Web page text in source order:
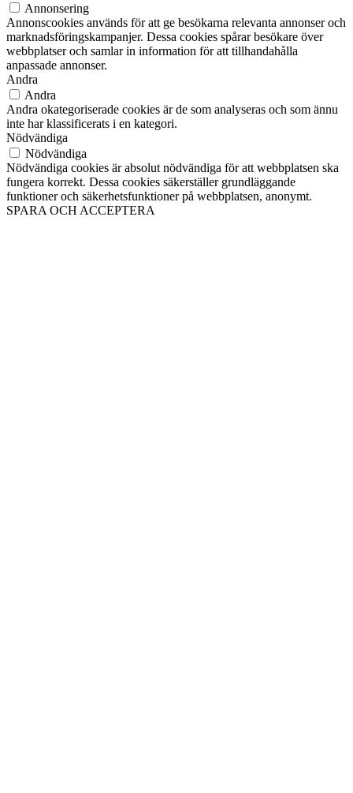
Annonsering
Annonscookies används för att ge besökarna relevanta annonser och
marknadsföringskampanjer. Dessa cookies spårar besökare över
webbplatser och samlar in information för att tillhandahålla
anpassade annonser.
Andra
Andra
Andra okategoriserade cookies är de som analyseras och som ännu
inte har klassificerats i en kategori.
Nödvändiga
Nödvändiga
Nödvändiga cookies är absolut nödvändiga för att webbplatsen ska
fungera korrekt. Dessa cookies säkerställer grundläggande
funktioner och säkerhetsfunktioner på webbplatsen, anonymt.
SPARA OCH ACCEPTERA